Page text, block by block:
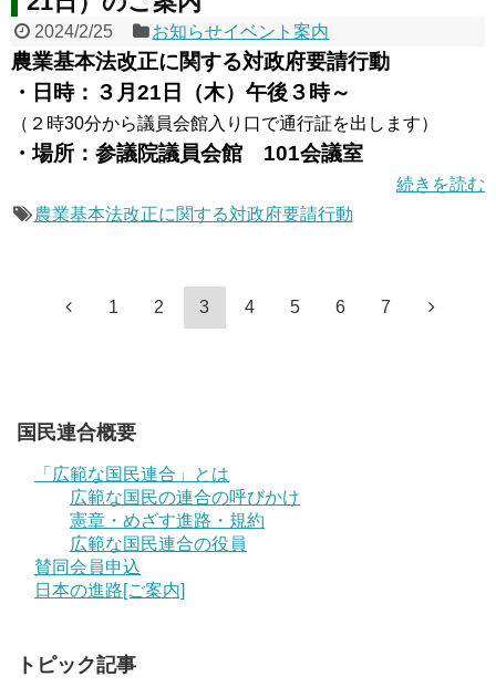
2024/2/25 お知らせイベント案内
農業基本法改正に関する対政府要請行動
・日時：３月21日（木）午後３時～
（２時30分から議員会館入り口で通行証を出します）
・場所：参議院議員会館 101会議室
続きを読む
農業基本法改正に関する対政府要請行動
1 2 3 4 5 6 7
国民連合概要
「広範な国民連合」とは
広範な国民の連合の呼びかけ
憲章・めざす進路・規約
広範な国民連合の役員
賛同会員申込
日本の進路[ご案内]
トピック記事